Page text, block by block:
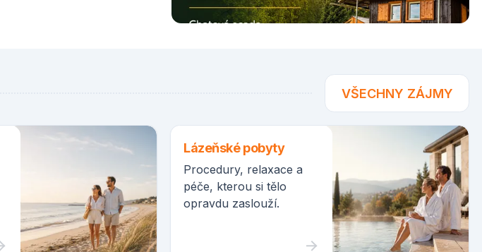
VŠECHNY ZÁJMY
Lázeňské pobyty
Procedury, relaxace a
péče, kterou si tělo
opravdu zaslouží.